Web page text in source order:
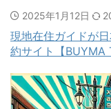
2025年1月12日
現地在住ガイドが
約サイト【BUYMA